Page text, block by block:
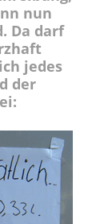
nun
Da darf
jedes
der